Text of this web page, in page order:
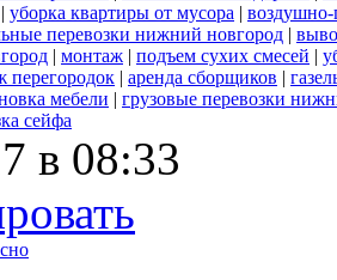
| уборка квартиры от мусора | воздушно-
перевозки нижний новгород |
| монтаж | подъем сухих смесей |
перегородок | аренда сборщиков |
мебели | грузовые перевозки
сейфа
в 08:33